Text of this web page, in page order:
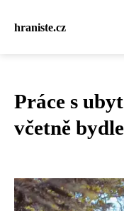
hraniste.cz
Práce s
včetně